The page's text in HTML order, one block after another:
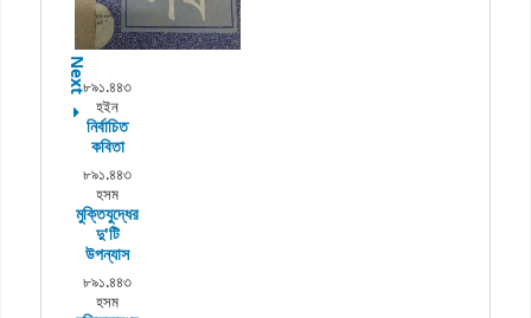
Next৮৯১.৪৪৩
হইন
নির্বাচিত
কবিতা
৮৯১.৪৪৩
হসম
মুক্তিযুদ্ধের
দু'টি
উপন্যাস
৮৯১.৪৪৩
হসম